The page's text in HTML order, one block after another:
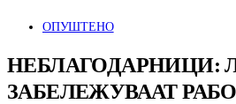
ОПУШТЕНО
НЕБЛАГОДАРНИЦИ:
ЗАБЕЛЕЖУВААТ